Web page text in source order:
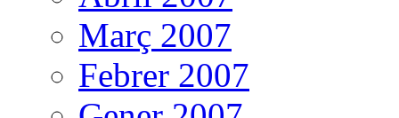
Març 2007
Febrer 2007